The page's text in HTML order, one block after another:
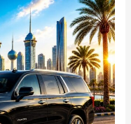
السالمية
24
ساعة
–
أفضل
خدمة
توصيل